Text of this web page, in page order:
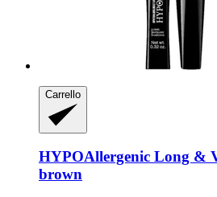
Carrello
HYPOAllergenic Long &
brown